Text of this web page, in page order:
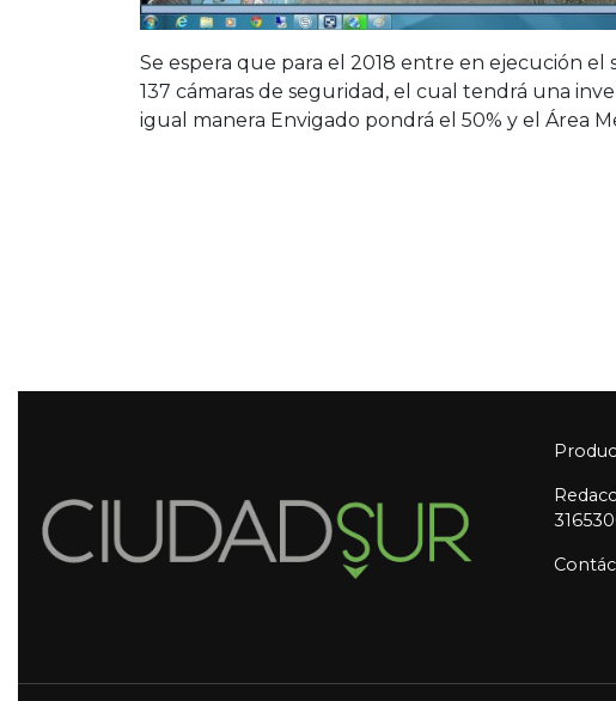
Se espera que para el 2018 entre en ejecución
137 cámaras de seguridad, el cual tendrá una
igual manera Envigado pondrá el 50% y el Área